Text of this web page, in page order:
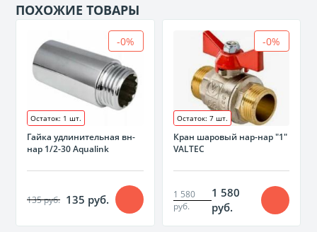
ПОХОЖИЕ ТОВАРЫ
-0%
Остаток: 1 шт.
Гайка удлинительная вн-
нар 1/2-30 Aqualink
135 руб. 135 руб.
-0%
Остаток: 7 шт.
Кран шаровый нар-нар "1"
VALTEC
1 580
руб.
1 580
руб.